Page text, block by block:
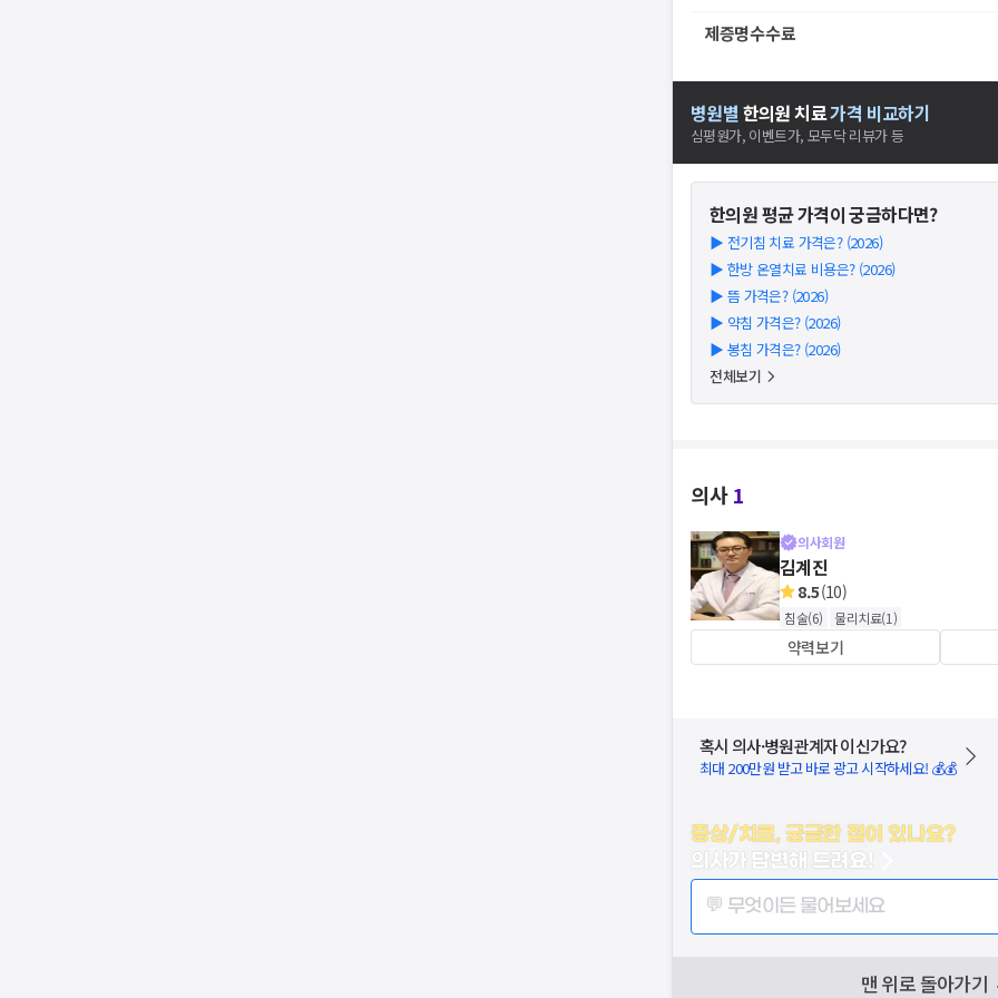
제증명수수료
병원별 한의원치료가격 비교하기
심평원가, 이벤트가, 모두닥 리뷰가 등
한의원평균 가격이 궁금하다면?
▶ 전기침 치료 가격은? (2026)
▶ 한방 온열치료 비용은? (2026)
▶ 뜸 가격은? (2026)
▶ 약침 가격은? (2026)
▶ 봉침 가격은? (2026)
전체보기
의사1
의사회원
김계진
8.5(10)
침술(6) 물리치료(1)
약력보기
혹시 의사·병원관계자 이신가요?
최대 200만원 받고 바로 광고 시작하세요! 💰💰
증상/치료, 궁금한 점이 있나요?
의사가 답변해 드려요!
💬 무엇이든 물어보세요
맨 위로 돌아가기